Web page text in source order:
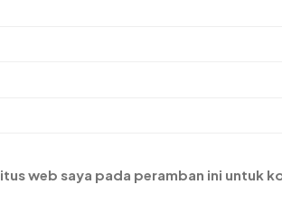
web saya pada peramban ini untuk